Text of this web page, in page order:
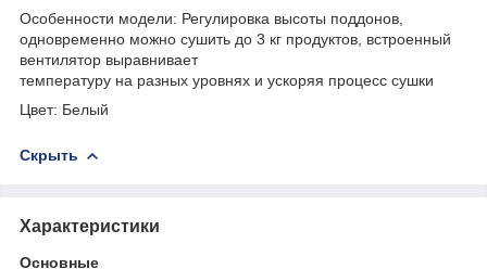
Особенности модели: Регулировка высоты поддонов,
одновременно можно сушить до 3 кг продуктов, встроенный
вентилятор выравнивает
температуру на разных уровнях и ускоряя процесс сушки
Цвет: Белый
Скрыть
Характеристики
Основные